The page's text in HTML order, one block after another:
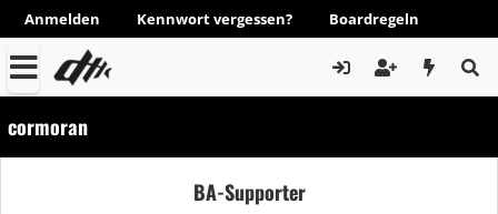
Anmelden Kennwort vergessen? Boardregeln
cormoran
BA-Supporter